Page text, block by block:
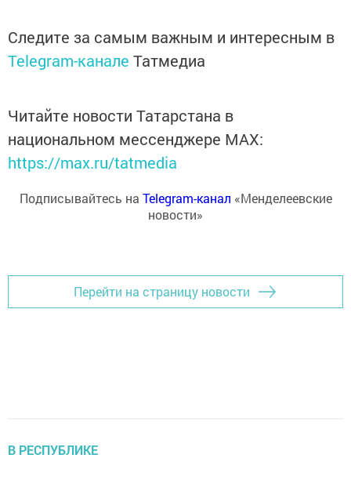
Следите за самым важным и интересным в
Telegram-канале Татмедиа
Читайте новости Татарстана в
национальном мессенджере MАХ:
https://max.ru/tatmedia
Подписывайтесь на Telegram-канал «Менделеевские
новости»
Перейти на страницу новости
В РЕСПУБЛИКЕ